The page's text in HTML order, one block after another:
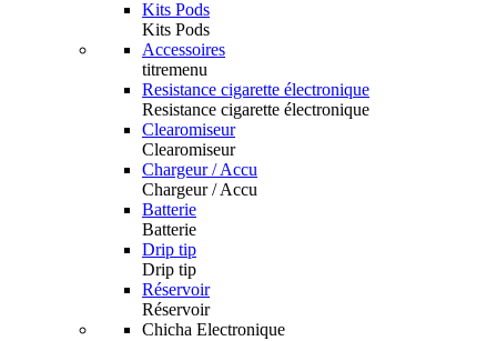
Kits Pods
Kits Pods
Accessoires
titremenu
Resistance cigarette électronique
Resistance cigarette électronique
Clearomiseur
Clearomiseur
Chargeur / Accu
Chargeur / Accu
Batterie
Batterie
Drip tip
Drip tip
Réservoir
Réservoir
Chicha Electronique